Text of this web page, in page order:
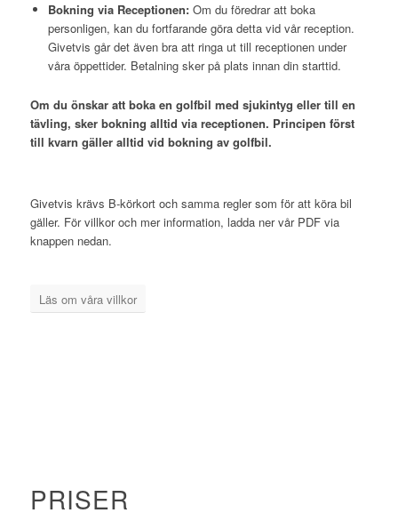
Bokning via Receptionen:Om du föredrar att boka
personligen, kan du fortfarande göra detta vid vår reception.
Givetvis går det även bra att ringa ut till receptionen under
våra öppettider. Betalning sker på plats innan din starttid.
Om du önskar att boka en golfbil med sjukintyg eller till en
tävling, sker bokning alltid via receptionen. Principen först
till kvarn gäller alltid vid bokning av golfbil.
Givetvis krävs B-körkort och samma regler som för att köra bil
gäller. För villkor och mer information, ladda ner vår PDF via
knappen nedan.
Läs om våra villkor
PRISER